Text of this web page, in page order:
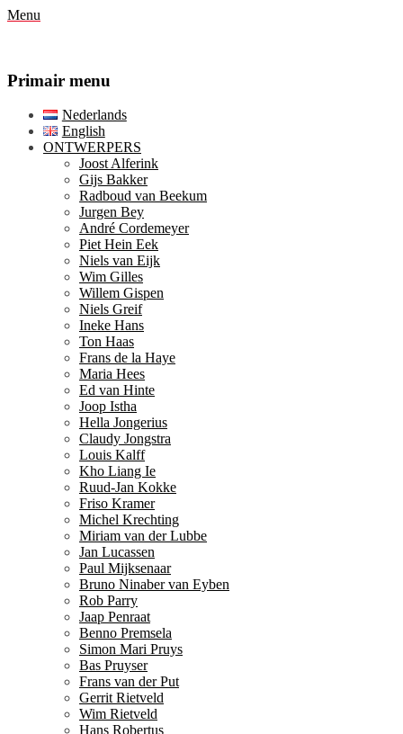
Menu
Primair menu
naar
Nederlands
English
ONTWERPERS
Joost Alferink
Gijs Bakker
Radboud van Beekum
Jurgen Bey
André Cordemeyer
Piet Hein Eek
Niels van Eijk
Wim Gilles
Willem Gispen
Niels Greif
Ineke Hans
Ton Haas
Frans de la Haye
Maria Hees
Ed van Hinte
Joop Istha
Hella Jongerius
Claudy Jongstra
Louis Kalff
Kho Liang Ie
Ruud-Jan Kokke
Friso Kramer
Michel Krechting
Miriam van der Lubbe
Jan Lucassen
Paul Mijksenaar
Bruno Ninaber van Eyben
Rob Parry
Jaap Penraat
Benno Premsela
Simon Mari Pruys
Bas Pruyser
Frans van der Put
Gerrit Rietveld
Wim Rietveld
Hans Robertus